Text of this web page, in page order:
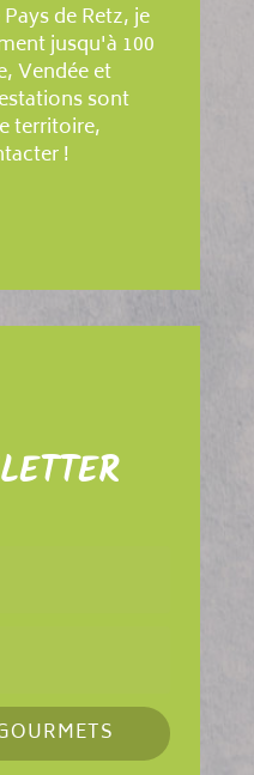
de Retz, je
jusqu'à 100
Vendée et
sont
territoire,
!